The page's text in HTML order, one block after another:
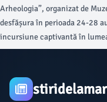
Arheologia”, organizat de
desfășura în perioada 24-28
incursiune captivantă în
experiențe practice menite